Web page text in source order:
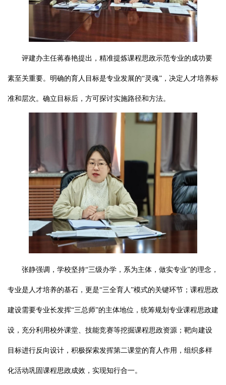
评建办主任蒋春艳提出，精准提炼课程思政示范专业的成功要
素至关重要。明确的育人目标是专业发展的“灵魂”，决定人才培养标
准和层次。确立目标后，方可探讨实施路径和方法。
张静强调，学校坚持“三级办学，系为主体，做实专业”的理念，
专业是人才培养的基石，更是“三全育人”模式的关键环节；课程思政
建设需要专业长发挥“三总师”的主体地位，统筹规划专业课程思政建
设，充分利用校外课堂、技能竞赛等挖掘课程思政资源；靶向建设
目标进行反向设计，积极探索发挥第二课堂的育人作用，组织多样
化活动巩固课程思政成效，实现知行合一。